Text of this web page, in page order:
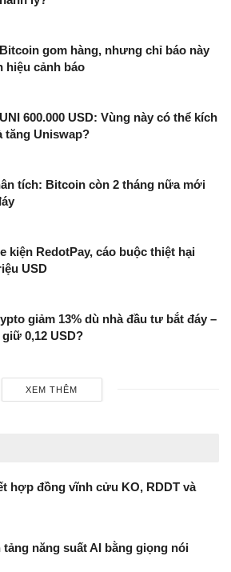
gom hàng, nhưng chỉ báo này
hiệu cảnh báo
600.000 USD: Vùng này có thể kích
tăng Uniswap?
tích: Bitcoin còn 2 tháng nữa mới
kiện RedotPay, cáo buộc thiệt hại
USD
giảm 13% dù nhà đầu tư bắt đáy –
0,12 USD?
XEM THÊM
hợp đồng vĩnh cửu KO, RDDT và
tảng năng suất AI bằng giọng nói